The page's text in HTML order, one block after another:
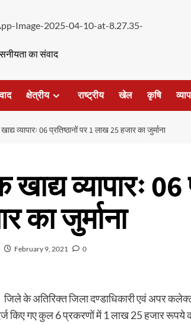
का संवाद
क्षेत्रीय राष्ट्रीय खेल कृषि
व्यापारः 06 प्रतिष्ठानों पर 1 लाख 25 हजार का जुर्माना
व्यापारः
का जुर्माना
February 9, 2021 0
के अतिरिक्त जिला दण्डाधिकारी एवं अपर
किए गए कुल 6 प्रकरणों में 1 लाख 25 हजार रूपये